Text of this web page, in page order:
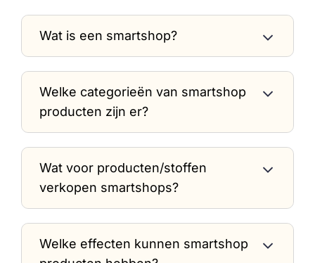
Wat is een smartshop?
Welke categorieën van smartshop
producten zijn er?
Wat voor producten/stoffen
verkopen smartshops?
Welke effecten kunnen smartshop